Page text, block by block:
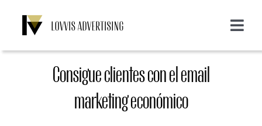
contenido
Toggle
Servicios
Consigue clientes con el email
marketing económico